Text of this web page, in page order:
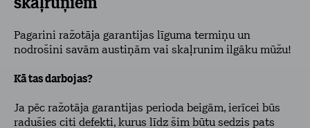
skaļruņiem
Pagarini ražotāja garantijas līguma termiņu un
nodrošini savām austiņām vai skaļrunim ilgāku mūžu!
Kā tas darbojas?
Ja pēc ražotāja garantijas perioda beigām, ierīcei būs
radušies citi defekti, kurus līdz šim būtu sedzis pats